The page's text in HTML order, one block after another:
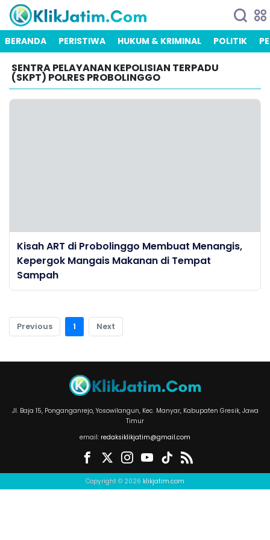
BERANDA PERISTIWA HUKUM & KRIMINAL POLITIK
SENTRA PELAYANAN KEPOLISIAN TERPADU
(SKPT) POLRES PROBOLINGGO
Kisah ART di Probolinggo Membuat Menangis,
Kepergok Mangais Makanan di Tempat
Sampah
Previous 1 Next
Jl. Baja 15, Ponganganrejo, Yosowilangun, Kec. Manyar, Kabupaten Gresik, Jawa
Timur
email: redaksiklikjatim@gmail.com
Copyright © 2026 klikjatim.com